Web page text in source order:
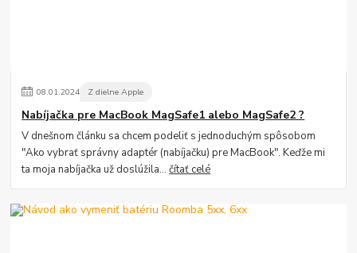
08.01.2024 Z dielne Apple
Nabíjačka pre MacBook MagSafe1 alebo MagSafe2 ?
V dnešnom článku sa chcem podeliť s jednoduchým spôsobom
"Ako vybrať správny adaptér (nabíjačku) pre MacBook". Keďže mi
ta moja nabíjačka už doslúžila...čítať celé